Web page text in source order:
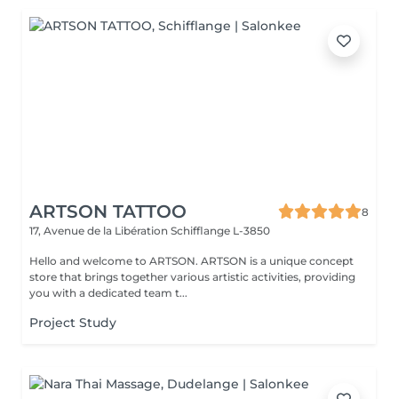
ARTSON TATTOO
8
17, Avenue de la Libération Schifflange L-3850
Hello and welcome to ARTSON. ARTSON is a unique concept
store that brings together various artistic activities, providing
you with a dedicated team t...
Project Study